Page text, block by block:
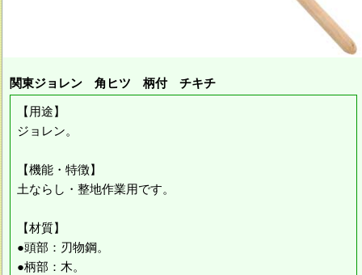
関東ジョレン 角ヒツ 柄付 チキチ
【用途】
ジョレン。
【機能・特徴】
土ならし・整地作業用です。
【材質】
●頭部：刃物鋼。
●柄部：木。